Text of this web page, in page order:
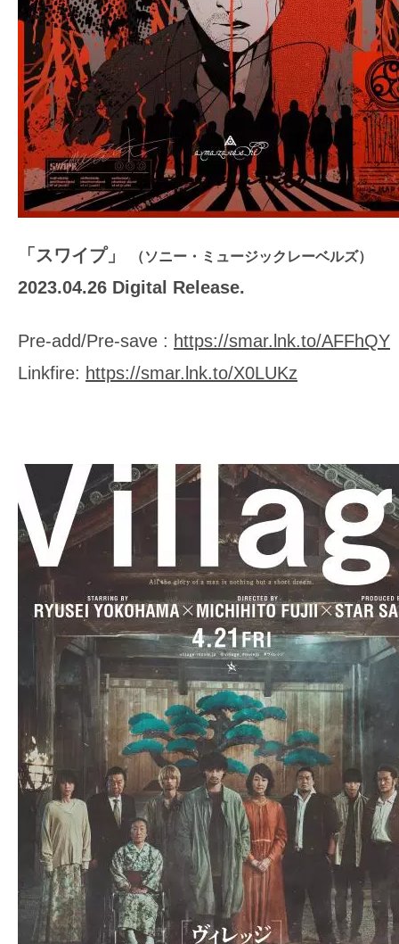
「スワイプ」 （ソニー・ミュージックレーベルズ）
2023.04.26 Digital Release.
Pre-add/Pre-save : https://smar.lnk.to/AFFhQY
Linkfire: https://smar.lnk.to/X0LUKz